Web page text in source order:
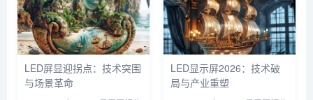
游需求的持续回暖，头部企业的
营收和净利润均实现双位数增
长。行业整体产能利用率回升至
健康水平，此前困扰行业的低价
竞争局面得到有效遏制。<br />
<br />这一轮复苏并非简单的周
期性反弹，而是行业结构性升级
单纯依赖传统户外大屏的存量替
换，而是向更精细化的应用层级
拓展。据多家券商研报援引的产
业链调研信息，小间距LED在控
制室、演播室等专业市场的出货
量同比回升，而租赁市场也因演
艺活动常态化而保持稳定增长。
LED屏显迎拐点：技术突围
与场景革命
LED显示屏2026：技术破
局与产业重塑